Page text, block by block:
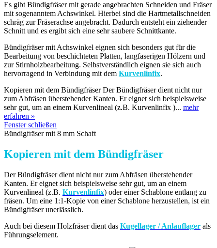
Es gibt Bündigfräser mit gerade angebrachten Schneiden und Fräser
mit sogenanntem Achswinkel. Hierbei sind die Hartmetallschneiden
schräg zur Fräserachse angebracht. Dadurch entsteht ein ziehender
Schnitt und es ergibt sich eine sehr saubere Schnittkante.
Bündigfräser mit Achswinkel eignen sich besonders gut für die
Bearbeitung von beschichteten Platten, langfaserigen Hölzern und
zur Stirnholzbearbeitung. Selbstverständlich eignen sie sich auch
hervorragend in Verbindung mit dem Kurvenlinfix.
Kopieren mit dem Bündigfräser Der Bündigfräser dient nicht nur
zum Abfräsen überstehender Kanten. Er eignet sich beispielsweise
sehr gut, um an einem Kurvenlineal (z.B. Kurvenlinfix )... mehr
erfahren »
Fenster schließen
Bündigfräser mit 8 mm Schaft
Kopieren mit dem Bündigfräser
Der Bündigfräser dient nicht nur zum Abfräsen überstehender
Kanten. Er eignet sich beispielsweise sehr gut, um an einem
Kurvenlineal (z.B. Kurvenlinfix) oder einer Schablone entlang zu
fräsen. Um eine 1:1-Kopie von einer Schablone herzustellen, ist ein
Bündigfräser unerlässlich.
Auch bei diesem Holzfräser dient das Kugellager / Anlauflager als
Führungselement.